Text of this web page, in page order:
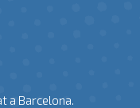
a Barcelona.